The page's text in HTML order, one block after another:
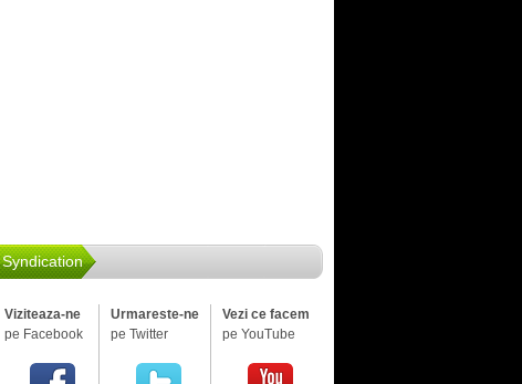
Syndication
Viziteaza-ne
pe Facebook
Urmareste-ne
pe Twitter
Vezi ce facem
pe YouTube